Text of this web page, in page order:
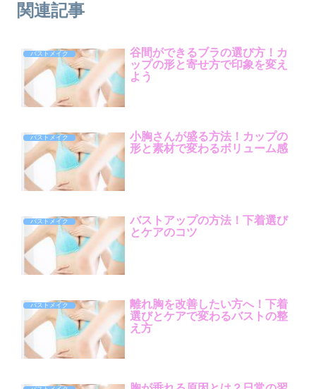
関連記事
バストメイク
谷間ができるブラの選び方！カ
ップの形と寄せ方で印象を変え
よう
バストメイク
小胸さんが盛る方法！カップの
形と素材で変わるボリューム感
バストメイク
バストアップの方法！下着選び
とケアのコツ
バストメイク
離れ胸を改善したい方へ！下着
選びとケアで変わるバストの整
え方